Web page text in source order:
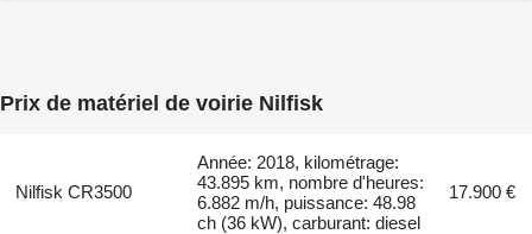
Prix de matériel de voirie Nilfisk
Nilfisk CR3500
Année: 2018, kilométrage:
43.895 km, nombre d'heures:
6.882 m/h, puissance: 48.98
ch (36 kW), carburant: diesel
17.900 €